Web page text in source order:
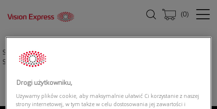
(0)
Strona główna|
Scuderia Ferrari
Drogi użytkowniku,
Używamy plików cookie, aby maksymalnie ułatwić Ci korzystanie z naszej
strony internetowej, w tym także w celu dostosowania jej zawartości i